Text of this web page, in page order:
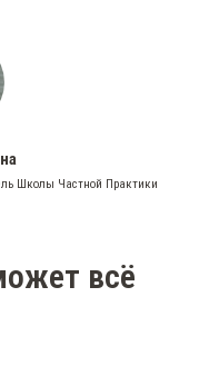
Школы Частной Практики
всё